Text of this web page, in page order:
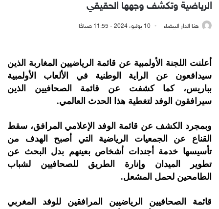
الرياضية وتكشف وجهها الحقيقي
هنا الدار البيضاء 10 يوليو، 2024 - 11:55 صباحًا
أعلنت اللجنة الأولمبية عن قائمة الرياضيين المغاربة الذين
سيدافعون عن الراية الوطنية في الألعاب الأولمبية
بباريس، كما كشفت عن قائمة الصحافيين الذين
سيرافقون الوفد لتغطية هذا الحدث العالمي.
وبمجرد الكشف عن قائمة الوفد الإعلامي المرافق، سقط
القناع عن الجمعيات الرياضية التي أصبح الهدف من
تأسيسها خدمة أجندات أشخاص بعينهم بدل البحث عن
تطوير الميدان وإنارة الطريق للصحافيين لشباب
الطامحين لحمل المشعل.
قائمة الصحافيين الرياضيين المرافقين للوفد المغربي